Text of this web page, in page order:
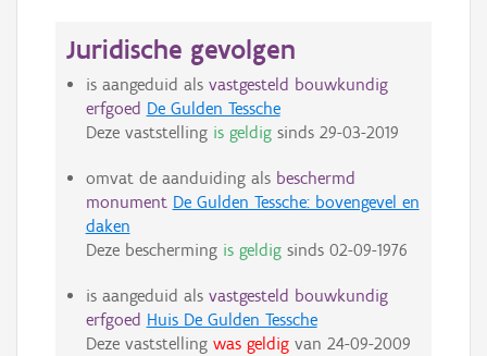
Juridische gevolgen
is aangeduid als vastgesteld bouwkundig
erfgoed De Gulden Tessche
Deze vaststelling is geldigsinds 29-03-2019
omvat de aanduiding als beschermd
monument De Gulden Tessche: bovengevel en
daken
Deze bescherming is geldigsinds 02-09-1976
is aangeduid als vastgesteld bouwkundig
erfgoed Huis De Gulden Tessche
Deze vaststelling was geldigvan 24-09-2009